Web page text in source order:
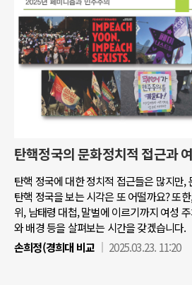
탄핵정국의 문화정치적 접근과
탄핵 정국에 대한 정치적 접근들은 많지만,
탄핵 정국을 보는 시각은 또 어떨까요? 또
위, 남태령 대첩, 말벌에 이르기까지 여성
와 배경 등을 살펴보는 시간을 갖겠습니다.
손희정(경희대 비교
2025.03.23. 11:20